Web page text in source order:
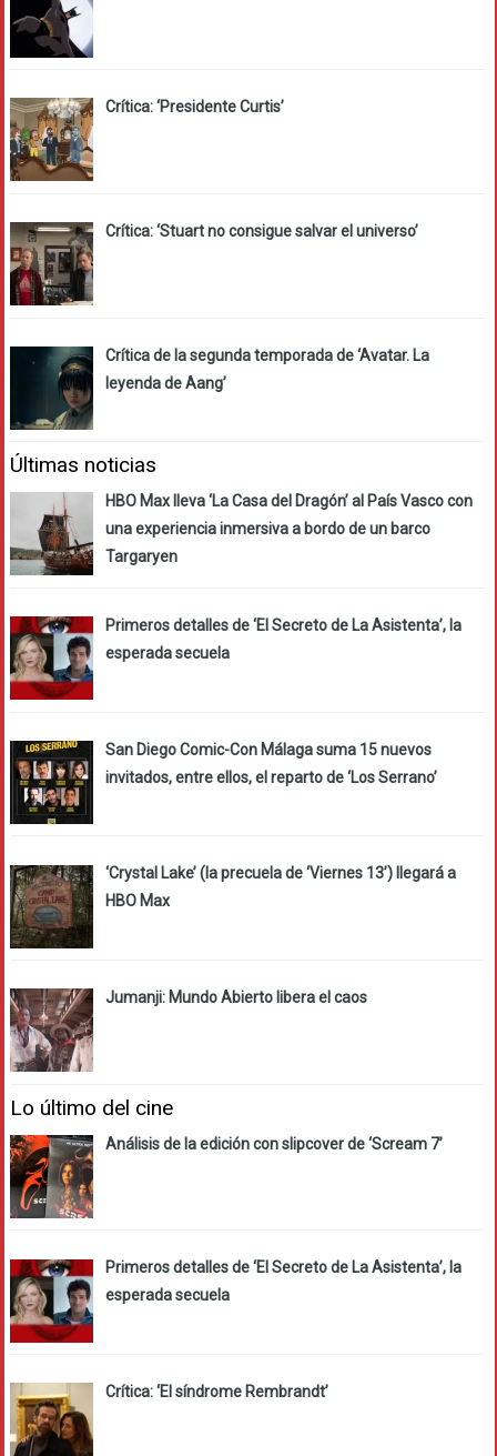
Crítica: ‘Presidente Curtis’
Crítica: ‘Stuart no consigue salvar el universo’
Crítica de la segunda temporada de ‘Avatar. La
leyenda de Aang’
Últimas noticias
HBO Max lleva ‘La Casa del Dragón’ al País Vasco con
una experiencia inmersiva a bordo de un barco
Targaryen
Primeros detalles de ‘El Secreto de La Asistenta’, la
esperada secuela
San Diego Comic-Con Málaga suma 15 nuevos
invitados, entre ellos, el reparto de ‘Los Serrano’
‘Crystal Lake’ (la precuela de ‘Viernes 13’) llegará a
HBO Max
Jumanji: Mundo Abierto libera el caos
Lo último del cine
Análisis de la edición con slipcover de ‘Scream 7’
Primeros detalles de ‘El Secreto de La Asistenta’, la
esperada secuela
Crítica: ‘El síndrome Rembrandt’